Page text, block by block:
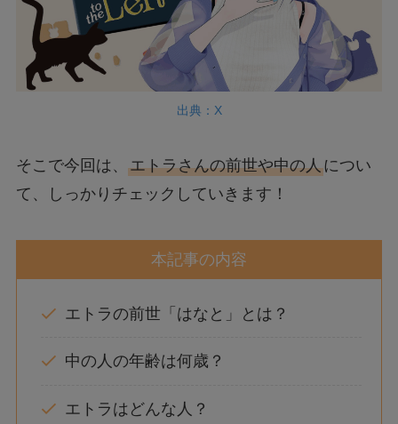
出典：X
そこで今回は、 エトラさんの前世や中の人につい
て、しっかりチェックしていきます！
本記事の内容
エトラの前世「はなと」とは？
中の人の年齢は何歳？
エトラはどんな人？